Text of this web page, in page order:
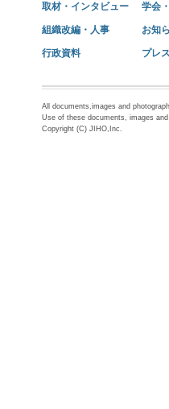
取材・インタビュー 学会
組織改編・人事 お知
行政資料 プレ
All documents,images and
Use of these documents, images
Copyright (C) JIHO,Inc.